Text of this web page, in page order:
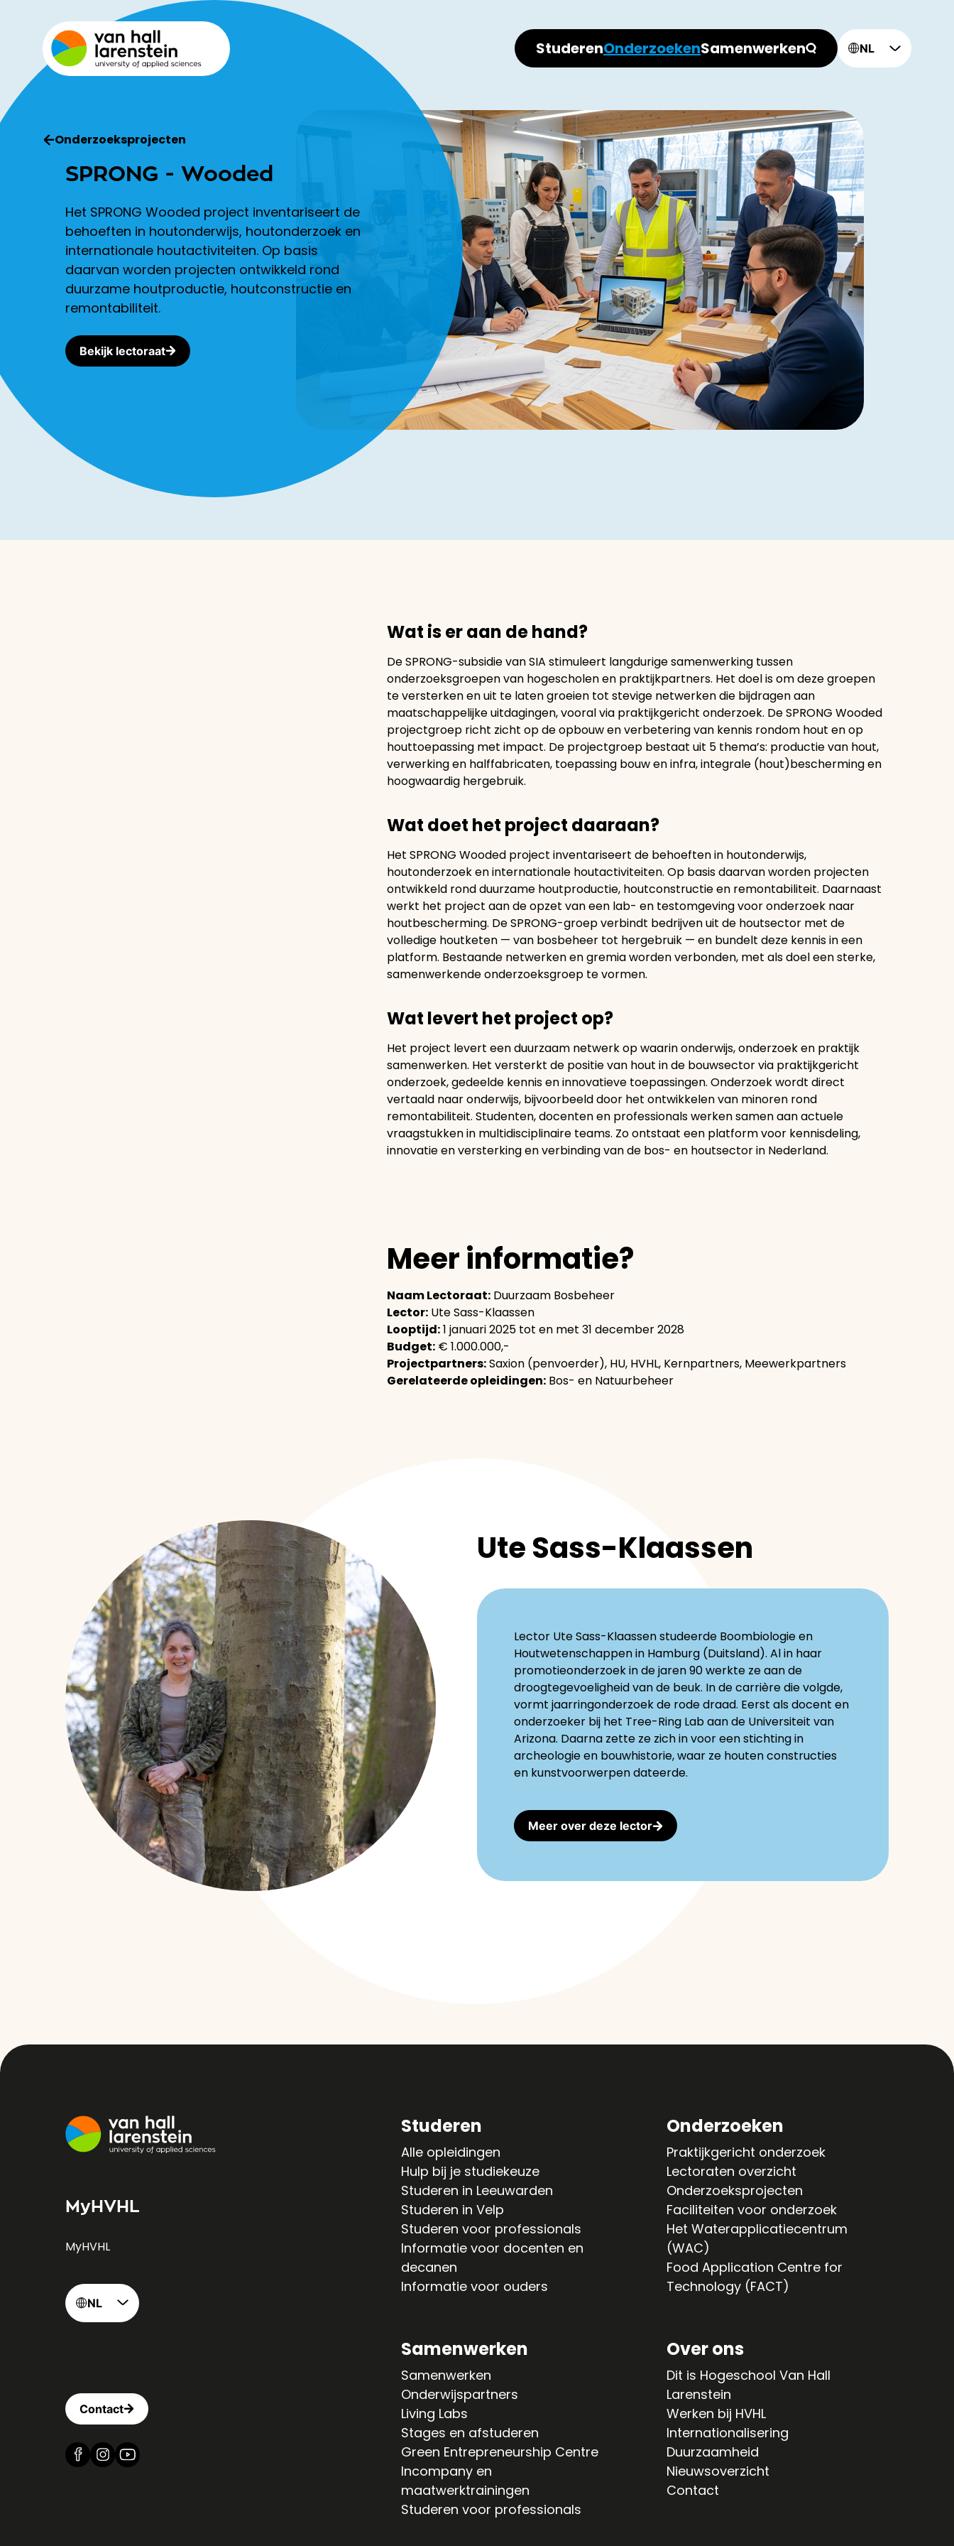
StuderenOnderzoekenSamenwerken NL
Onderzoeksprojecten
SPRONG - Wooded
Het SPRONG Wooded project inventariseert de
behoeften in houtonderwijs, houtonderzoek en
internationale houtactiviteiten. Op basis
daarvan worden projecten ontwikkeld rond
duurzame houtproductie, houtconstructie en
remontabiliteit.
Bekijk lectoraat
Wat is er aan de hand?
De SPRONG-subsidie van SIA stimuleert langdurige samenwerking tussen
onderzoeksgroepen van hogescholen en praktijkpartners. Het doel is om deze groepen
te versterken en uit te laten groeien tot stevige netwerken die bijdragen aan
maatschappelijke uitdagingen, vooral via praktijkgericht onderzoek. De SPRONG Wooded
projectgroep richt zicht op de opbouw en verbetering van kennis rondom hout en op
houttoepassing met impact. De projectgroep bestaat uit 5 thema’s: productie van hout,
verwerking en halffabricaten, toepassing bouw en infra, integrale (hout)bescherming en
hoogwaardig hergebruik.
Wat doet het project daaraan?
Het SPRONG Wooded project inventariseert de behoeften in houtonderwijs,
houtonderzoek en internationale houtactiviteiten. Op basis daarvan worden projecten
ontwikkeld rond duurzame houtproductie, houtconstructie en remontabiliteit. Daarnaast
werkt het project aan de opzet van een lab- en testomgeving voor onderzoek naar
houtbescherming. De SPRONG-groep verbindt bedrijven uit de houtsector met de
volledige houtketen — van bosbeheer tot hergebruik — en bundelt deze kennis in een
platform. Bestaande netwerken en gremia worden verbonden, met als doel een sterke,
samenwerkende onderzoeksgroep te vormen.
Wat levert het project op?
Het project levert een duurzaam netwerk op waarin onderwijs, onderzoek en praktijk
samenwerken. Het versterkt de positie van hout in de bouwsector via praktijkgericht
onderzoek, gedeelde kennis en innovatieve toepassingen. Onderzoek wordt direct
vertaald naar onderwijs, bijvoorbeeld door het ontwikkelen van minoren rond
remontabiliteit. Studenten, docenten en professionals werken samen aan actuele
vraagstukken in multidisciplinaire teams. Zo ontstaat een platform voor kennisdeling,
innovatie en versterking en verbinding van de bos- en houtsector in Nederland.
Meer informatie?
Naam Lectoraat: Duurzaam Bosbeheer
Lector: Ute Sass-Klaassen
Looptijd:1 januari 2025 tot en met 31 december 2028
Budget: € 1.000.000,-
Projectpartners:Saxion (penvoerder), HU, HVHL, Kernpartners, Meewerkpartners
Gerelateerde opleidingen: Bos- en Natuurbeheer
Ute Sass-Klaassen
Lector Ute Sass-Klaassen studeerde Boombiologie en
Houtwetenschappen in Hamburg (Duitsland). Al in haar
promotieonderzoek in de jaren 90 werkte ze aan de
droogtegevoeligheid van de beuk. In de carrière die volgde,
vormt jaarringonderzoek de rode draad. Eerst als docent en
onderzoeker bij het Tree-Ring Lab aan de Universiteit van
Arizona. Daarna zette ze zich in voor een stichting in
archeologie en bouwhistorie, waar ze houten constructies
en kunstvoorwerpen dateerde.
Meer over deze lector
MyHVHL
MyHVHL
NL
Contact
Vind ons op Facebook
Vind ons op Instagram
Vind ons op YouTube
Studeren
Alle opleidingen
Hulp bij je studiekeuze
Studeren in Leeuwarden
Studeren in Velp
Studeren voor professionals
Informatie voor docenten en
decanen
Informatie voor ouders
Onderzoeken
Praktijkgericht onderzoek
Lectoraten overzicht
Onderzoeksprojecten
Faciliteiten voor onderzoek
Het Waterapplicatiecentrum
(WAC)
Food Application Centre for
Technology (FACT)
Samenwerken
Samenwerken
Onderwijspartners
Living Labs
Stages en afstuderen
Green Entrepreneurship Centre
Incompany en
maatwerktrainingen
Studeren voor professionals
Over ons
Dit is Hogeschool Van Hall
Larenstein
Werken bij HVHL
Internationalisering
Duurzaamheid
Nieuwsoverzicht
Contact